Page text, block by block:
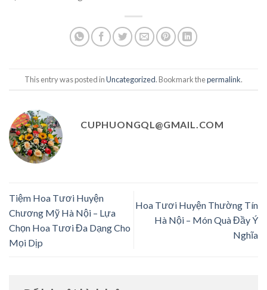
This entry was posted inUncategorized. Bookmark thepermalink.
CUPHUONGQL@GMAIL.COM
Tiệm Hoa Tươi Huyện
Chương Mỹ Hà Nội – Lựa
Chọn Hoa Tươi Đa Dạng Cho
Mọi Dịp
Hoa Tươi Huyện Thường Tín
Hà Nội – Món Quà Đầy Ý
Nghĩa